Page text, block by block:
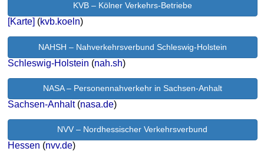
KVB – Kölner Verkehrs-Betriebe
[Karte] (kvb.koeln)
NAHSH – Nahverkehrsverbund Schleswig-Holstein
Schleswig-Holstein (nah.sh)
NASA – Personennahverkehr in Sachsen-Anhalt
Sachsen-Anhalt(nasa.de)
NVV – Nordhessischer Verkehrsverbund
Hessen (nvv.de)